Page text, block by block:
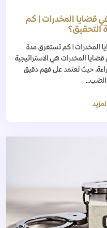
قضايا المخدرات | كم
التحقيق؟
المخدرات | كم تستغرق مدة
قضايا المخدرات هي الاستراتيجية
حيث تعتمد على فهم دقيق
الضب...